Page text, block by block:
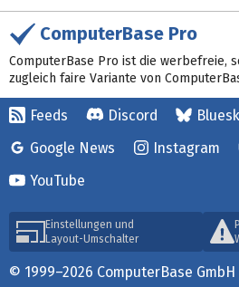
ComputerBase Pro
ComputerBase Pro ist die werbefreie,
zugleich faire Variante von
Feeds Discord
Google News
Instagram
YouTube
Einstellungen und
Layout-Umschalter
© 1999–2026 ComputerBase GmbH